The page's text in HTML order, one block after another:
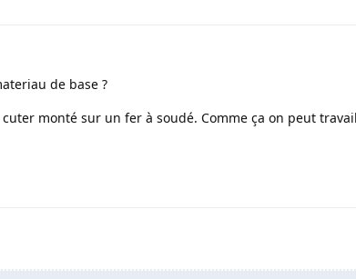
de base ?
monté sur un fer à soudé. Comme ça on peut